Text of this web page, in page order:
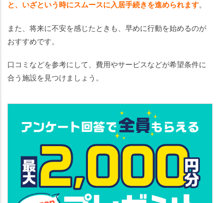
と、いざという時にスムースに入居手続きを進められます。
また、将来に不安を感じたときも、早めに行動を始めるのが
おすすめです。
口コミなどを参考にして、費用やサービスなどが希望条件に
合う施設を見つけましょう。